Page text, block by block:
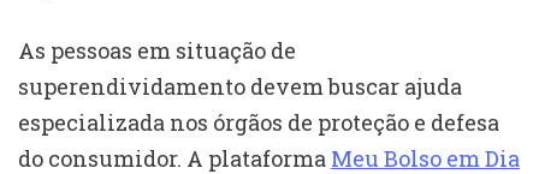
As pessoas em situação de
superendividamento devem buscar ajuda
especializada nos órgãos de proteção e defesa
do consumidor. A plataforma Meu Bolso em Dia